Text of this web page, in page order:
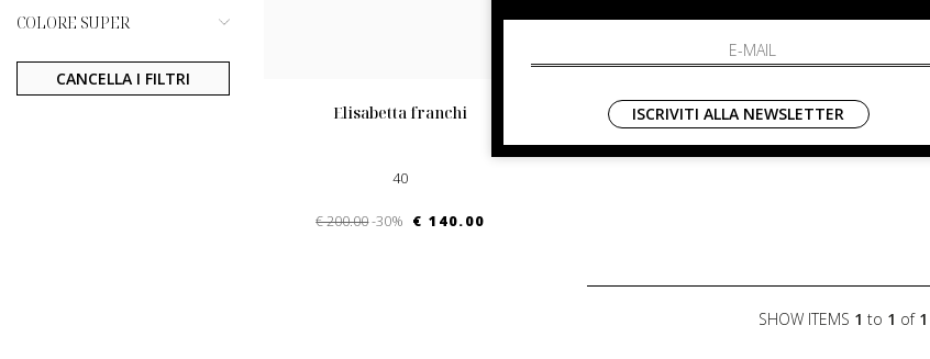
COLORE SUPER
CANCELLA I FILTRI
elisabetta franchi
40
€ 200.00-30% € 140.00
SHOW ITEMS 1 to 1 of 1
ISCRIVITI ALLA NEWSLETTER